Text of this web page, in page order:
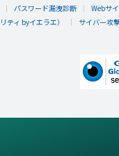
パスワード漏洩診断 Webサ
ティ byイエラエ） サイバー攻